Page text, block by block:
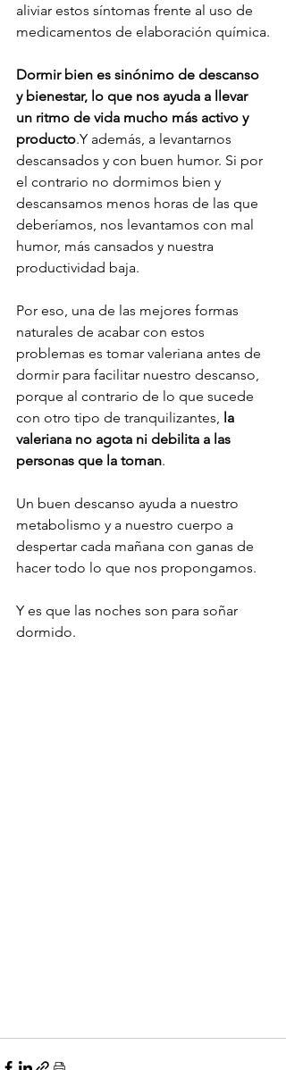
aliviar estos síntomas frente al uso de
medicamentos de elaboración química.
Dormir bien es sinónimo de descanso
y bienestar, lo que nos ayuda a llevar
un ritmo de vida mucho más activo y
producto.Y además, a levantarnos
descansados y con buen humor. Si por
el contrario no dormimos bien y
descansamos menos horas de las que
deberíamos, nos levantamos con mal
humor, más cansados y nuestra
productividad baja.
Por eso, una de las mejores formas
naturales de acabar con estos
problemas es tomar valeriana antes de
dormir para facilitar nuestro descanso,
porque al contrario de lo que sucede
con otro tipo de tranquilizantes, la
valeriana no agota ni debilita a las
personas que la toman.
Un buen descanso ayuda a nuestro
metabolismo y a nuestro cuerpo a
despertar cada mañana con ganas de
hacer todo lo que nos propongamos.
Y es que las noches son para soñar
dormido.